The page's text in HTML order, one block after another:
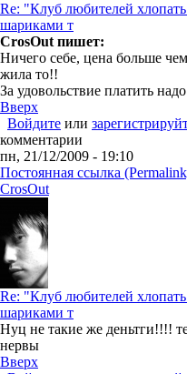
Re: "Клуб любителей
шариками т
CrosOut пишет:
Ничего себе, цена больше
жила то!!
За удовольствие платить
Вверх
Войдите или
комментарии
пн, 21/12/2009 - 19:10
Постоянная ссылка
CrosOut
Re: "Клуб любителей
шариками т
Нуц не такие же деньтги!!!!
нервы
Вверх